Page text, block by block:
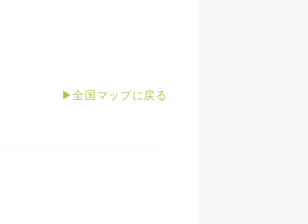
▶全国マップに戻る